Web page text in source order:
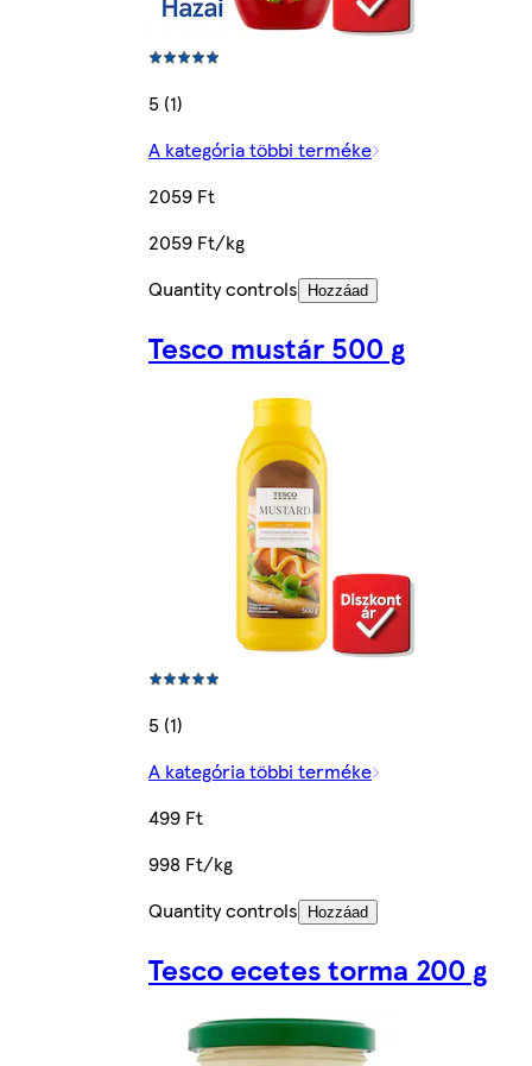
5 (1)
A kategória többi terméke
2059 Ft
2059 Ft/kg
Quantity controls
Hozzáad
Tesco mustár 500 g
5 (1)
A kategória többi terméke
499 Ft
998 Ft/kg
Quantity controls
Hozzáad
Tesco ecetes torma 200 g